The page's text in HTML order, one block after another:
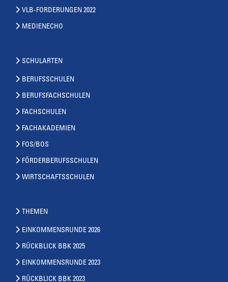
VLB-FORDERUNGEN 2022
MEDIENECHO
SCHULARTEN
BERUFSSCHULEN
BERUFSFACHSCHULEN
FACHSCHULEN
FACHAKADEMIEN
FOS/BOS
FÖRDERBERUFSSCHULEN
WIRTSCHAFTSSCHULEN
THEMEN
EINKOMMENSRUNDE 2026
RÜCKBLICK BBK 2025
EINKOMMENSRUNDE 2023
RÜCKBLICK BBK 2023